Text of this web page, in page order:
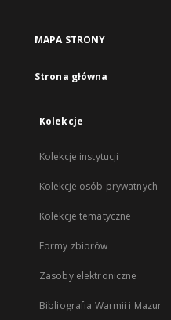
MAPA STRONY
Strona główna
Kolekcje
Kolekcje instytucji
Kolekcje osób prywatnych
Kolekcje tematyczne
Formy zbiorów
Zasoby elektroniczne
Bibliografia Warmii i Mazur